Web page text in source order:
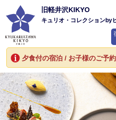
旧軽井沢KIKYO
キュリオ・コレクションby
夕食付の宿泊 / お子様のご予